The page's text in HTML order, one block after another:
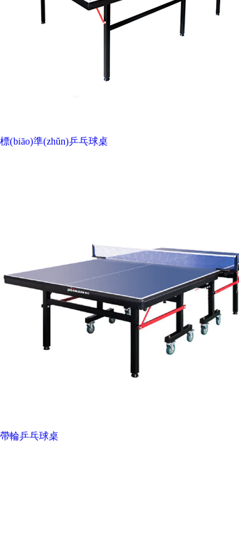
標(biāo)準(zhǔn)乒乓球桌
帶輪乒乓球桌